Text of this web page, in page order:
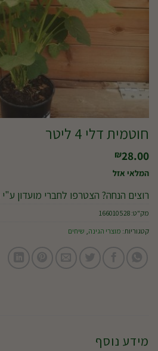
חוטמית דלי 4 ליטר
₪28.00
המלאי אזל
רוצים הנחה? הצטרפו לחברי מועדון ע"י
מק"ט:166010528
קטגוריות: מוצרי הגינה, שיחים
מידע נוסף